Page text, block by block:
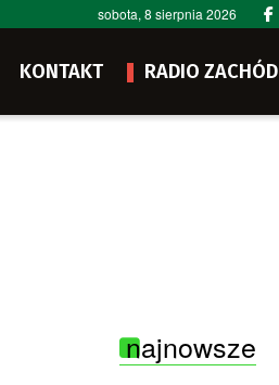
sobota, 8 sierpnia 2026
KONTAKT RADIO ZACHÓD
najnowsze